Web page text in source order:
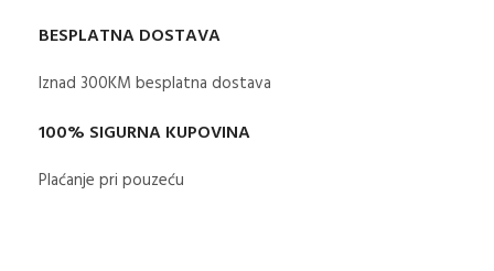
BESPLATNA DOSTAVA
Iznad 300KM besplatna dostava​
100% SIGURNA KUPOVINA
Plaćanje pri pouzeću